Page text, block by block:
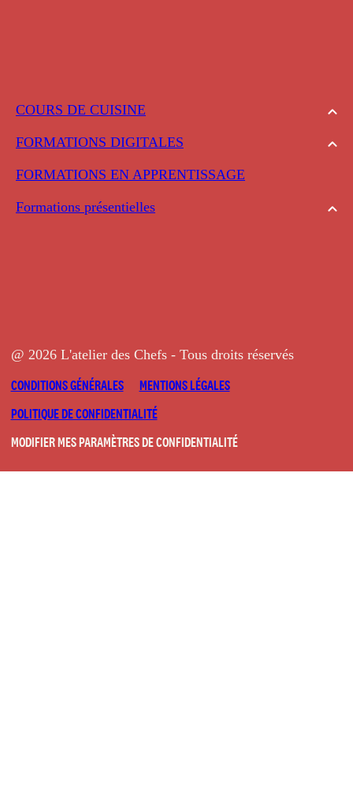
COURS DE CUISINE
FORMATIONS DIGITALES
FORMATIONS EN APPRENTISSAGE
Formations présentielles
@ 2026 L'atelier des Chefs - Tous droits réservés
CONDITIONS GÉNÉRALES
MENTIONS LÉGALES
POLITIQUE DE CONFIDENTIALITÉ
MODIFIER MES PARAMÈTRES DE CONFIDENTIALITÉ